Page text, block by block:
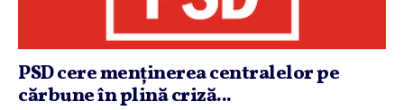
PSD cere menţinerea centralelor pe
cărbune în plină criză...